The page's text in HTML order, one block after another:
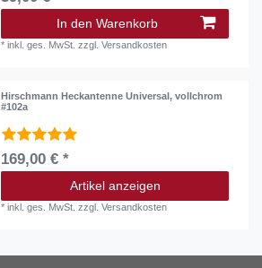
In den Warenkorb
*inkl. ges. MwSt. zzgl.Versandkosten
Hirschmann Heckantenne Universal, vollchrom
#102a
169,00 € *
Artikel anzeigen
*inkl. ges. MwSt. zzgl.Versandkosten